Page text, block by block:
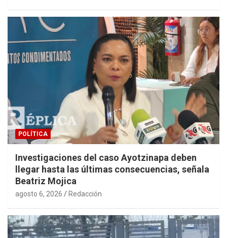
POLÍTICA
Investigaciones del caso Ayotzinapa deben
llegar hasta las últimas consecuencias, señala
Beatriz Mojica
agosto 6, 2026 Redacción